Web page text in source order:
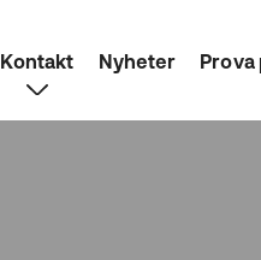
Kontakt Nyheter Prova